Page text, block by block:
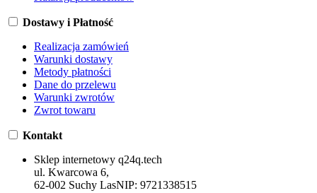
Dostawy i Płatność
Realizacja zamówień
Warunki dostawy
Metody płatności
Dane do przelewu
Warunki zwrotów
Zwrot towaru
Kontakt
Sklep internetowy q24q.tech
ul. Kwarcowa 6,
62-002 Suchy LasNIP: 9721338515